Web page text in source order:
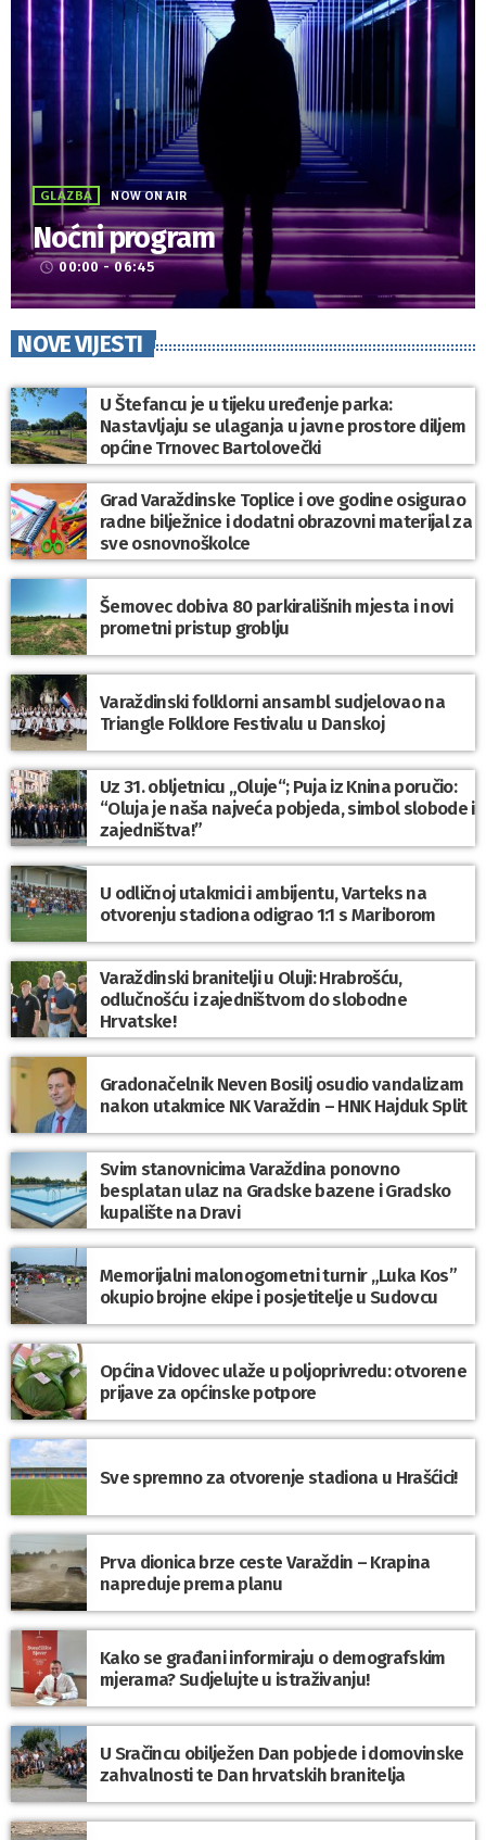
GLAZBA NOW ON AIR
Noćni program
access_time 00:00 - 06:45
NOVE VIJESTI
U Štefancu je u tijeku uređenje parka:
Nastavljaju se ulaganja u javne prostore diljem
općine Trnovec Bartolovečki
Grad Varaždinske Toplice i ove godine osigurao
radne bilježnice i dodatni obrazovni materijal za
sve osnovnoškolce
Šemovec dobiva 80 parkirališnih mjesta i novi
prometni pristup groblju
Varaždinski folklorni ansambl sudjelovao na
Triangle Folklore Festivalu u Danskoj
Uz 31. obljetnicu „Oluje“; Puja iz Knina poručio:
“Oluja je naša najveća pobjeda, simbol slobode i
zajedništva!”
U odličnoj utakmici i ambijentu, Varteks na
otvorenju stadiona odigrao 1:1 s Mariborom
Varaždinski branitelji u Oluji: Hrabrošću,
odlučnošću i zajedništvom do slobodne
Hrvatske!
Gradonačelnik Neven Bosilj osudio vandalizam
nakon utakmice NK Varaždin – HNK Hajduk Split
Svim stanovnicima Varaždina ponovno
besplatan ulaz na Gradske bazene i Gradsko
kupalište na Dravi
Memorijalni malonogometni turnir „Luka Kos”
okupio brojne ekipe i posjetitelje u Sudovcu
Općina Vidovec ulaže u poljoprivredu: otvorene
prijave za općinske potpore
Sve spremno za otvorenje stadiona u Hrašćici!
Prva dionica brze ceste Varaždin – Krapina
napreduje prema planu
Kako se građani informiraju o demografskim
mjerama? Sudjelujte u istraživanju!
U Sračincu obilježen Dan pobjede i domovinske
zahvalnosti te Dan hrvatskih branitelja